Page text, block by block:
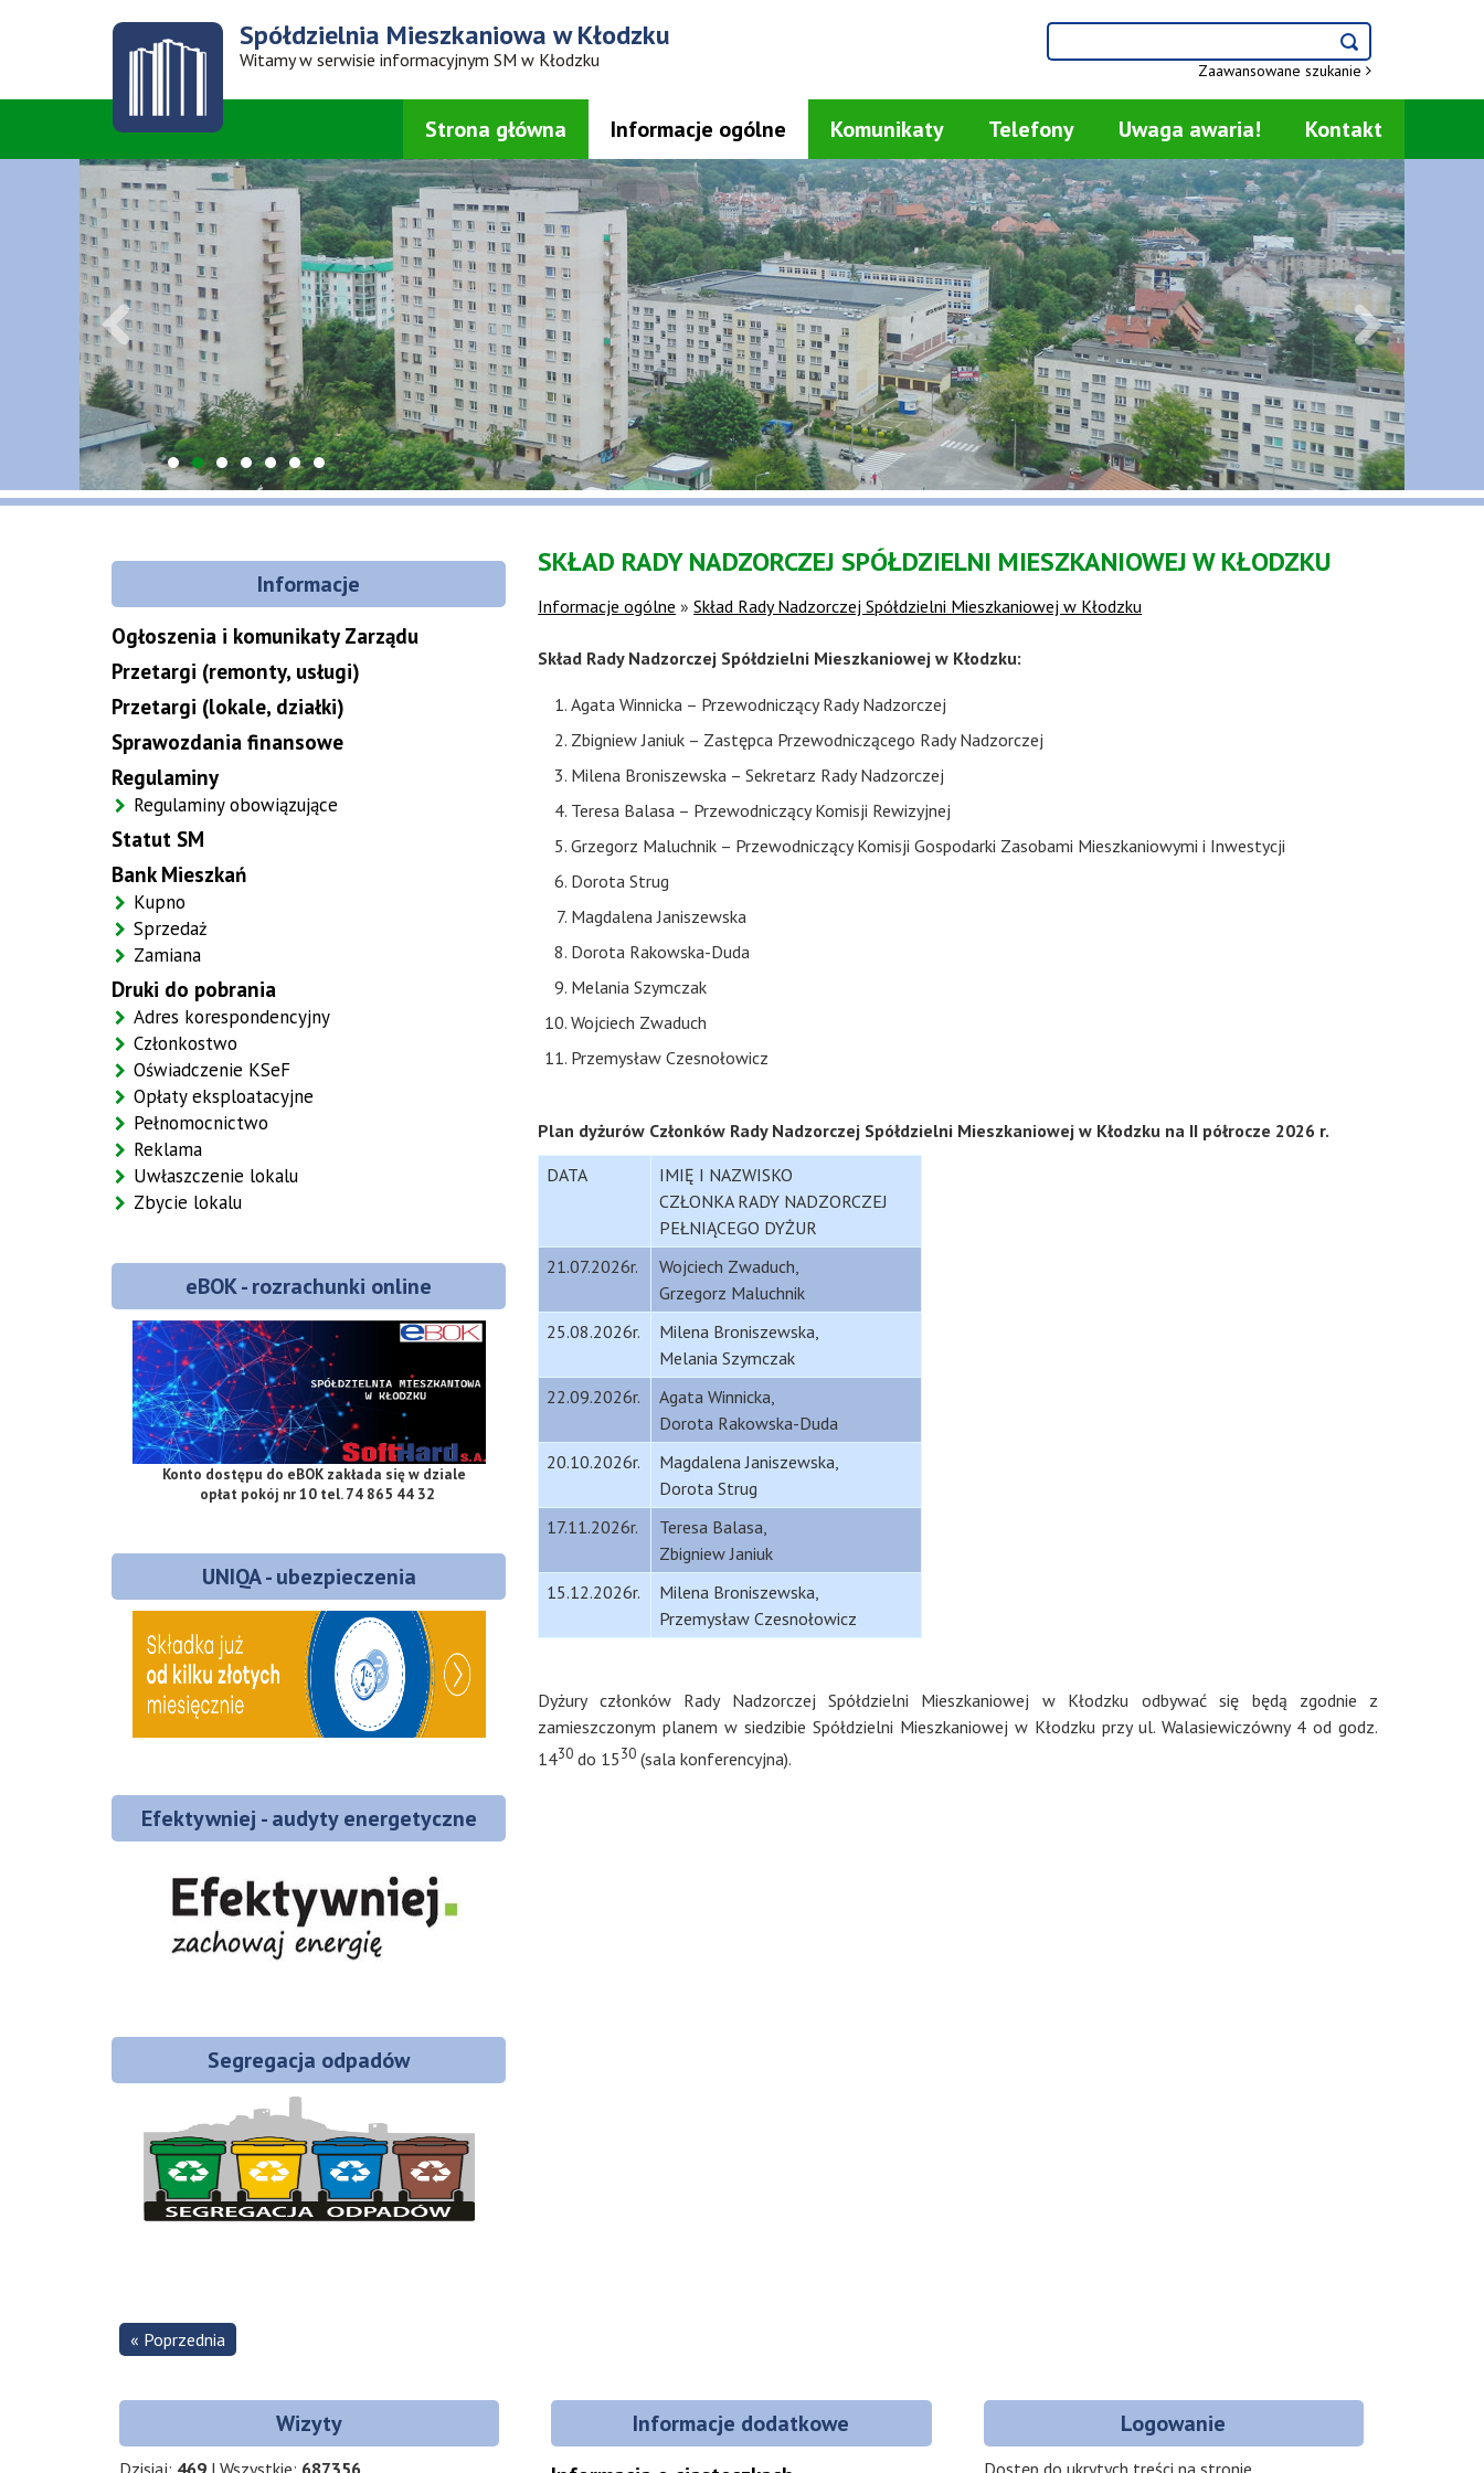
Spółdzielnia Mieszkaniowa w Kłodzku
Witamy w serwisie informacyjnym SM w Kłodzku
Wyszukiwarka szukaj
Zaawansowane szukanie
Strona główna Informacje ogólne Komunikaty Telefony Uwaga awaria! Kontakt
1 2 3 4 5 6 7
Informacje
Ogłoszenia i komunikaty Zarządu
Przetargi (remonty, usługi)
Przetargi (lokale, działki)
Sprawozdania finansowe
Regulaminy
Regulaminy obowiązujące
Statut SM
Bank Mieszkań
Kupno
Sprzedaż
Zamiana
Druki do pobrania
Adres korespondencyjny
Członkostwo
Oświadczenie KSeF
Opłaty eksploatacyjne
Pełnomocnictwo
Reklama
Uwłaszczenie lokalu
Zbycie lokalu
eBOK - rozrachunki online
Konto dostępu do eBOK zakłada się w dziale
opłat pokój nr 10 tel. 74 865 44 32
UNIQA - ubezpieczenia
Efektywniej - audyty energetyczne
Segregacja odpadów
SKŁAD RADY NADZORCZEJ SPÓŁDZIELNI MIESZKANIOWEJ W KŁODZKU
Informacje ogólne »Skład Rady Nadzorczej Spółdzielni Mieszkaniowej w Kłodzku
Skład Rady Nadzorczej Spółdzielni Mieszkaniowej w Kłodzku:
Agata Winnicka – Przewodniczący Rady Nadzorczej
Zbigniew Janiuk – Zastępca Przewodniczącego Rady Nadzorczej
Milena Broniszewska – Sekretarz Rady Nadzorczej
Teresa Balasa – Przewodniczący Komisji Rewizyjnej
Grzegorz Maluchnik – Przewodniczący Komisji Gospodarki Zasobami Mieszkaniowymi i Inwestycji
Dorota Strug
Magdalena Janiszewska
Dorota Rakowska-Duda
Melania Szymczak
Wojciech Zwaduch
Przemysław Czesnołowicz
Plan dyżurów Członków Rady Nadzorczej Spółdzielni Mieszkaniowej w Kłodzku na II półrocze 2026 r.
DATA
IMIĘ I NAZWISKO
CZŁONKA RADY NADZORCZEJ
PEŁNIĄCEGO DYŻUR
21.07.2026r.
Wojciech Zwaduch,
Grzegorz Maluchnik
25.08.2026r.
Milena Broniszewska,
Melania Szymczak
22.09.2026r.
Agata Winnicka,
Dorota Rakowska-Duda
20.10.2026r.
Magdalena Janiszewska,
Dorota Strug
17.11.2026r.
Teresa Balasa,
Zbigniew Janiuk
15.12.2026r.
Milena Broniszewska,
Przemysław Czesnołowicz
Dyżury członków Rady Nadzorczej Spółdzielni Mieszkaniowej w Kłodzku odbywać się będą zgodnie z
zamieszczonym planem w siedzibie Spółdzielni Mieszkaniowej w Kłodzku przy ul. Walasiewiczówny 4 od godz.
1430 do 1530 (sala konferencyjna).
« Poprzednia
Wizyty
Dzisiaj: 469| Wszystkie: 687356
Informacje dodatkowe Logowanie
Dostęp do ukrytych treści na stronie.